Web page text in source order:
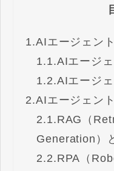
1.AIエージェン
1.1.AIエージ
1.2.AIエージ
2.AIエージェン
2.1.RAG（
Generation）
2.2.RPA（